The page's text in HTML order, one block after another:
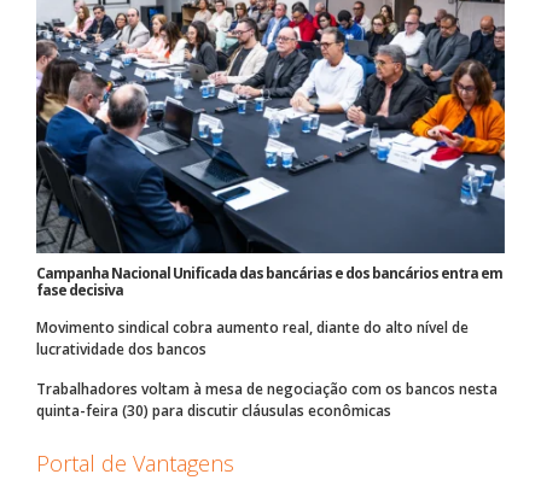
Campanha Nacional Unificada das bancárias e dos bancários entra em
fase decisiva
Movimento sindical cobra aumento real, diante do alto nível de
lucratividade dos bancos
Trabalhadores voltam à mesa de negociação com os bancos nesta
quinta-feira (30) para discutir cláusulas econômicas
Portal de Vantagens